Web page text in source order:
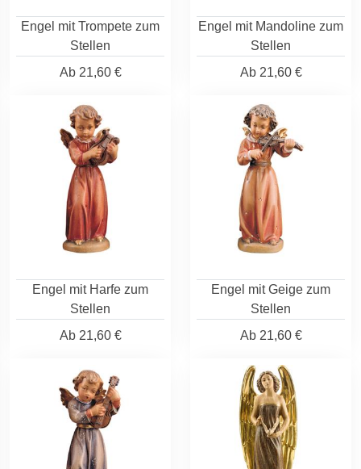
Engel mit Trompete zum
Stellen
Ab21,60 €
Engel mit Mandoline zum
Stellen
Ab21,60 €
Engel mit Harfe zum
Stellen
Ab21,60 €
Engel mit Geige zum
Stellen
Ab21,60 €